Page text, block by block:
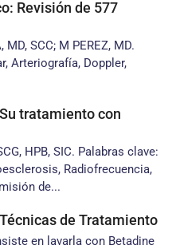
Revisión de 577
MD, SCC; M PEREZ, MD.
Arteriografía, Doppler,
tratamiento con
HPB, SIC. Palabras clave:
Radiofrecuencia,
de...
de Tratamiento
en lavarla con Betadine